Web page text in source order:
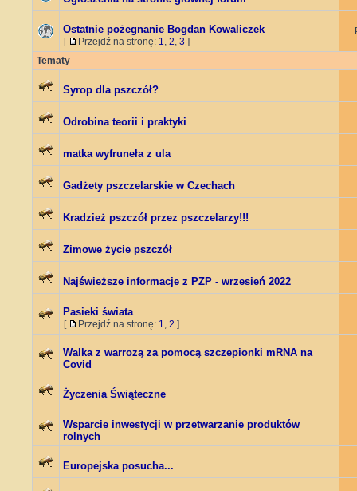
Ostatnie pożegnanie Bogdan Kowaliczek
[ Przejdź na stronę: 1, 2, 3 ]
Tematy
Syrop dla pszczół?
Odrobina teorii i praktyki
matka wyfruneła z ula
Gadżety pszczelarskie w Czechach
Kradzież pszczół przez pszczelarzy!!!
Zimowe życie pszczół
Najświeższe informacje z PZP - wrzesień 2022
Pasieki świata
[ Przejdź na stronę: 1, 2 ]
Walka z warrozą za pomocą szczepionki mRNA na
Covid
Życzenia Świąteczne
Wsparcie inwestycji w przetwarzanie produktów
rolnych
Europejska posucha...